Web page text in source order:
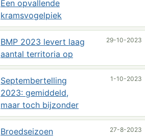
Een opvallende
kramsvogelpiek
BMP 2023 levert laag
aantal territoria op
29-10-2023
Septembertelling
2023: gemiddeld,
maar toch bijzonder
1-10-2023
Broedseizoen
27-8-2023